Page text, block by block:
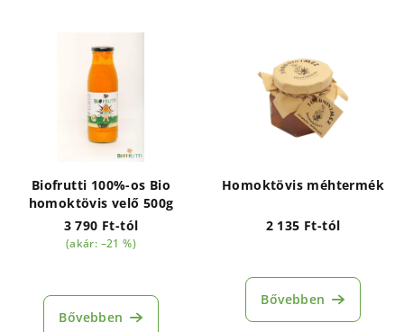
Biofrutti 100%-os Bio
homoktövis velő 500g
3 790 Ft-tól
(akár: –21 %)
Bővebben
Homoktövis méhtermék
2 135 Ft-tól
termék
átlagos
értékelése
Bővebben